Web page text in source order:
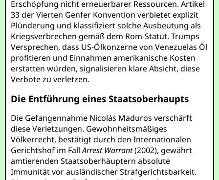
Erschöpfung nicht erneuerbarer Ressourcen. Artikel
33 der Vierten Genfer Konvention verbietet explizit
Plünderung und klassifiziert solche Ausbeutung als
Kriegsverbrechen gemäß dem Rom-Statut. Trumps
Versprechen, dass US-Ölkonzerne von Venezuelas Öl
profitieren und Einnahmen amerikanische Kosten
erstatten würden, signalisieren klare Absicht, diese
Verbote zu verletzen.
Die Entführung eines Staatsoberhaupts
Die Gefangennahme Nicolás Maduros verschärft
diese Verletzungen. Gewohnheitsmäßiges
Völkerrecht, bestätigt durch den Internationalen
Gerichtshof im FallArrest Warrant(2002), gewährt
amtierenden Staatsoberhäuptern absolute
Immunität vor ausländischer Strafgerichtsbarkeit.